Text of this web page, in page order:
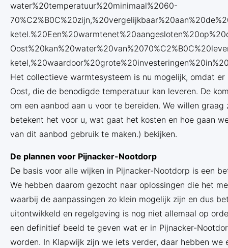
water%20temperatuur%20minimaal%2060-
Het collectieve warmtesysteem is nu mogelijk, omdat
Oost, die de benodigde temperatuur kan leveren. De
om een aanbod aan u voor te bereiden. We willen
betekent het voor u, wat gaat het kosten en hoe gaan
van dit aanbod gebruik te maken.) bekijken.
De plannen voor Pijnacker-Nootdorp
De basis voor alle wijken in Pijnacker-Nootdorp is een
We hebben daarom gezocht naar oplossingen die het
waarbij de aanpassingen zo klein mogelijk zijn en dus
uitontwikkeld en regelgeving is nog niet allemaal op
een definitief beeld te geven wat er in Pijnacker-
worden. In Klapwijk zijn we iets verder, daar hebben